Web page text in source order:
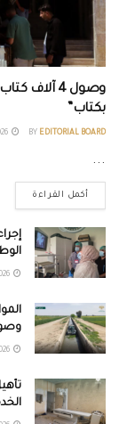
وصول 4
بكتاب”
BY EDITORIAL BOARD
...
أكمل القراءة